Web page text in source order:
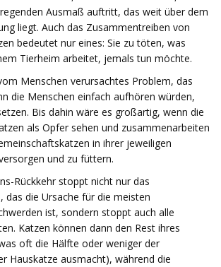
Ausmaß auftritt, das weit über dem
liegt. Auch das Zusammentreiben von
bedeutet nur eines: Sie zu töten, was
Tierheim arbeitet, jemals tun möchte.
Menschen verursachtes Problem, das
die Menschen einfach aufhören würden,
Bis dahin wäre es großartig, wenn die
als Opfer sehen und zusammenarbeiten
in ihrer jeweiligen
und zu füttern.
Rückkehr stoppt nicht nur das
das die Ursache für die meisten
ist, sondern stoppt auch alle
Katzen können dann den Rest ihres
oft die Hälfte oder weniger der
Hauskatze ausmacht), während die